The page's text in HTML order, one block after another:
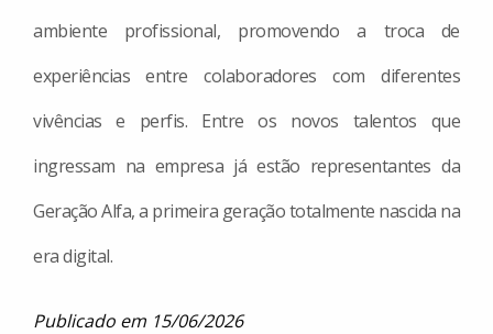
ambiente profissional, promovendo a troca de
experiências entre colaboradores com diferentes
vivências e perfis. Entre os novos talentos que
ingressam na empresa já estão representantes da
Geração Alfa, a primeira geração totalmente nascida na
era digital.
Publicado em 15/06/2026